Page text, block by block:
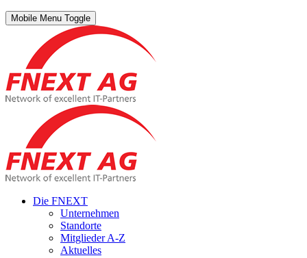
Mobile Menu Toggle
Die FNEXT
Unternehmen
Standorte
Mitglieder A-Z
Aktuelles